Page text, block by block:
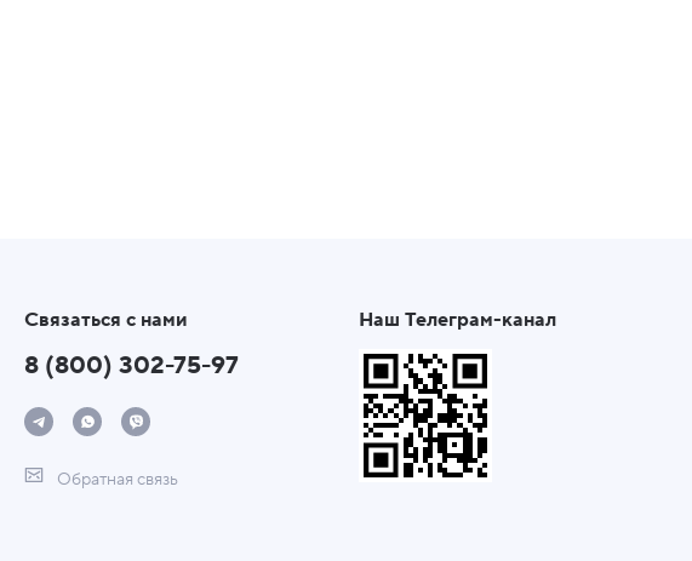
Связаться с нами
8 (800) 302-75-97
Обратная связь
Наш Телеграм-канал